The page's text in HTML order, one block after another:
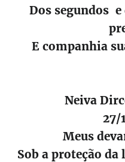
Dos segundos e
E companhia
Neiva
27/
Meus
Sob a proteção